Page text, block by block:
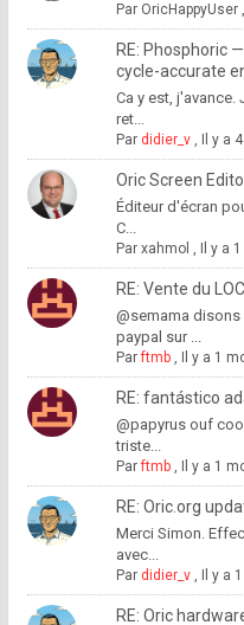
Par OricHappyUser,
RE: Phosphoric
cycle-accurate
Ca y est,
ret...
Par didier_v, Il y a
Oric Screen
Éditeur d'écran
C...
Par xahmol , Il y a
RE: Vente du LOCI
@semama
paypal sur ...
Parftmb, Il y a 1
RE: fantástico
@papyrus ouf
triste...
Parftmb, Il y a 1
RE: Oric.org
Merci Simon.
avec...
Par didier_v, Il y a
RE: Oric